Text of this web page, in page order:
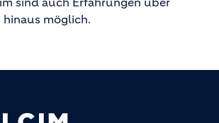
hinaus möglich.